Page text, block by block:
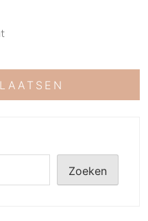
Zoeken